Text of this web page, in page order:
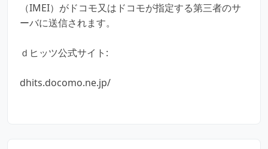
（IMEI）がドコモ又はドコモが指定する第三者のサ
ーバに送信されます。
ｄヒッツ公式サイト:
dhits.docomo.ne.jp/